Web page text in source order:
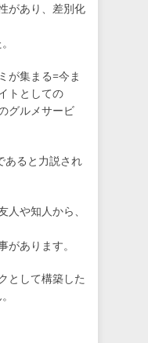
があり、差別化
が集まる=今ま
トとしての
グルメサービ
あると力説され
や知人から、
あります。
として構築した